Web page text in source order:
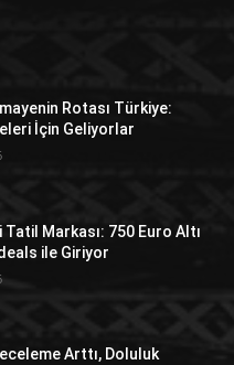
Rotası Türkiye:
İçin Geliyorlar
Tatil Markası: 750 Euro Altı
ile Giriyor
Arttı, Doluluk